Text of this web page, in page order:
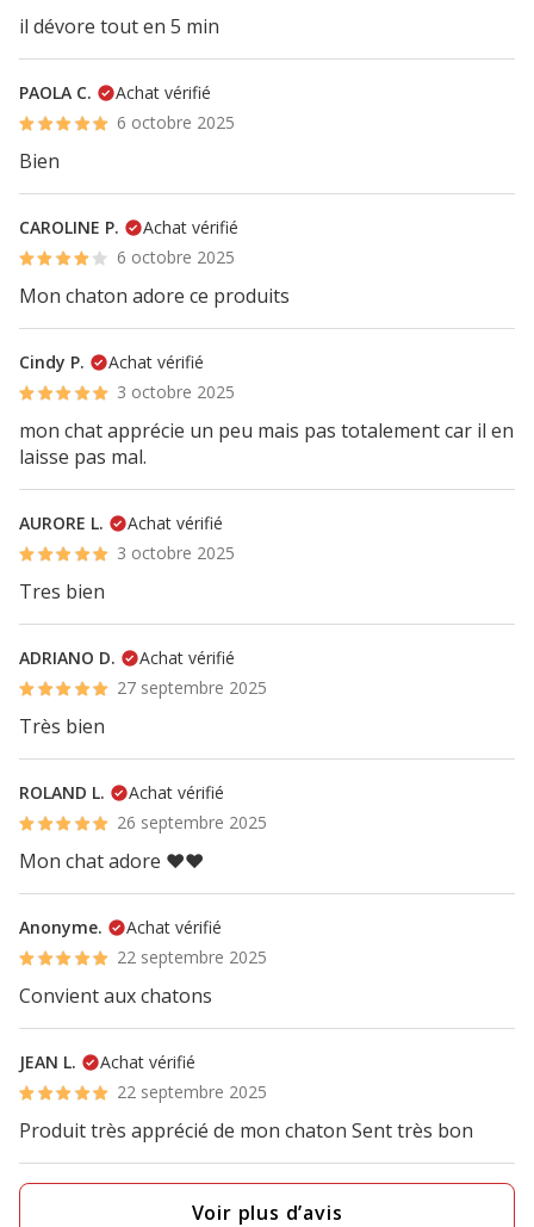
il dévore tout en 5 min
PAOLA C.
Achat vérifié
6 octobre 2025
Bien
CAROLINE P.
Achat vérifié
6 octobre 2025
Mon chaton adore ce produits
Cindy P.
Achat vérifié
3 octobre 2025
mon chat apprécie un peu mais pas totalement car il en
laisse pas mal.
AURORE L.
Achat vérifié
3 octobre 2025
Tres bien
ADRIANO D.
Achat vérifié
27 septembre 2025
Très bien
ROLAND L.
Achat vérifié
26 septembre 2025
Mon chat adore ❤️❤️
Anonyme.
Achat vérifié
22 septembre 2025
Convient aux chatons
JEAN L.
Achat vérifié
22 septembre 2025
Produit très apprécié de mon chaton Sent très bon
Voir plus d’avis